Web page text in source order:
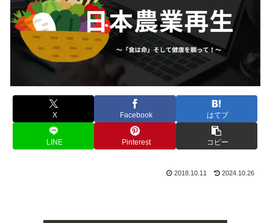
X Facebook はてブ
LINE Pinterest コピー
2018.10.11 2024.10.26